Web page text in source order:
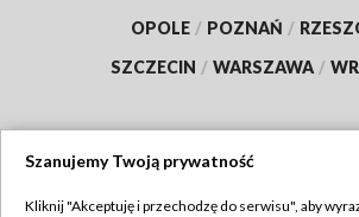
OPOLE / POZNAŃ /
SZCZECIN / WARSZAWA /
Szanujemy Twoją prywatność
Kliknij "Akceptuję i przechodzę do serwisu", aby